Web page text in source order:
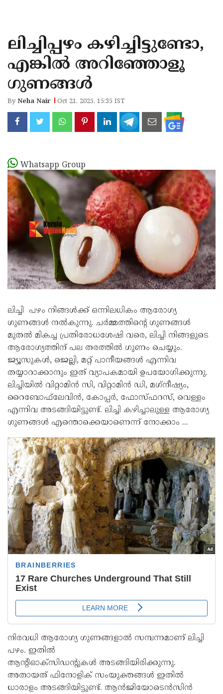
KANNUR
KASARAGOD
ലിച്ചിപ്പഴം കഴിച്ചിട്ടുണ്ടോ,
എങ്കിൽ അറിഞ്ഞോളൂ
ഗുണങ്ങൾ
ByNeha Nair Oct 21, 2025, 15:35 IST
Whatsapp Group
ലിച്ചി പഴം നിങ്ങള്‍ക്ക് ഒന്നിലധികം ആരോഗ്യ
ഗുണങ്ങള്‍ നല്‍കുന്നു. ചര്‍മ്മത്തിന്റെ ഗുണങ്ങള്‍
മുതല്‍ മികച്ച പ്രതിരോധശേഷി വരെ, ലിച്ചി നിങ്ങളുടെ
ആരോഗ്യത്തിന് പല തരത്തില്‍ ഗുണം ചെയ്യും.
ജ്യൂസുകള്‍, ജെല്ലി, മറ്റ് പാനീയങ്ങള്‍ എന്നിവ
തയ്യാറാക്കാനും ഇത് വ്യാപകമായി ഉപയോഗിക്കുന്നു.
ലിച്ചിയില്‍ വിറ്റാമിന്‍ സി, വിറ്റാമിന്‍ ഡി, മഗ്‌നീഷ്യം,
റൈബോഫ്‌ലേവിന്‍, കോപ്പര്‍, ഫോസ്ഫറസ്, വെള്ളം
എന്നിവ അടങ്ങിയിട്ടുണ്ട്. ലിച്ചി കഴിച്ചാലുള്ള ആരോഗ്യ
ഗുണങ്ങള്‍ എന്തൊക്കെയാണെന്ന് നോക്കാം ...
നിരവധി ആരോഗ്യ ഗുണങ്ങളാൽ സമ്പന്നമാണ് ലിച്ചി
പഴം. ഇതിൽ
ആന്റിഓക്‌സിഡന്റുകൾ അടങ്ങിയിരിക്കുന്നു.
അതായത് ഫിനോളിക് സംയുക്തങ്ങൾ ഇതിൽ
ധാരാളം അടങ്ങിയിട്ടുണ്ട്. ആൻജിയോടെൻസിൻ